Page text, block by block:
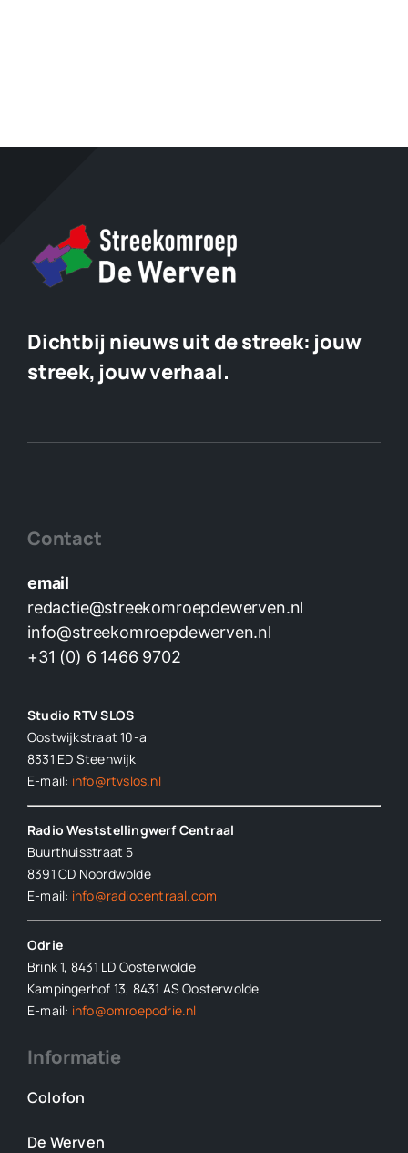
Dichtbij nieuws uit de streek: jouw
streek, jouw verhaal.
Contact
email
redactie@streekomroepdewerven.nl
info@streekomroepdewerven.nl
+31 (0) 6 1466 9702
Studio RTV SLOS
Oostwijkstraat 10-a
8331 ED Steenwijk
E-mail: info@rtvslos.nl
Radio Weststellingwerf Centraal
Buurthuisstraat 5
8391 CD Noordwolde
E-mail: info@radiocentraal.com
Odrie
Brink 1, 8431 LD Oosterwolde
Kampingerhof 13, 8431 AS Oosterwolde
E-mail: info@omroepodrie.nl
Informatie
Colofon
De Werven